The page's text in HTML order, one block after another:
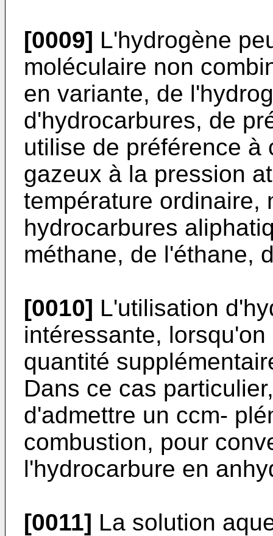
[0009] L'hydrogène
moléculaire non
en variante, de
d'hydrocarbures, de
utilise de préférence à
gazeux à la pression
température ordinaire,
hydrocarbures
méthane, de l'éthane,
[0010] L'utilisation
intéressante,
quantité
Dans ce cas
d'admettre un ccm-
combustion, pour
l'hydrocarbure en
[0011] La solution